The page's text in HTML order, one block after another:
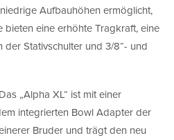
Aufbauhöhen ermöglicht,
bieten eine erhöhte Tragkraft, eine
Stativschulter und 3/8“- und
„Alpha XL“ ist mit einer
integrierten Bowl Adapter der
Bruder und trägt den neu